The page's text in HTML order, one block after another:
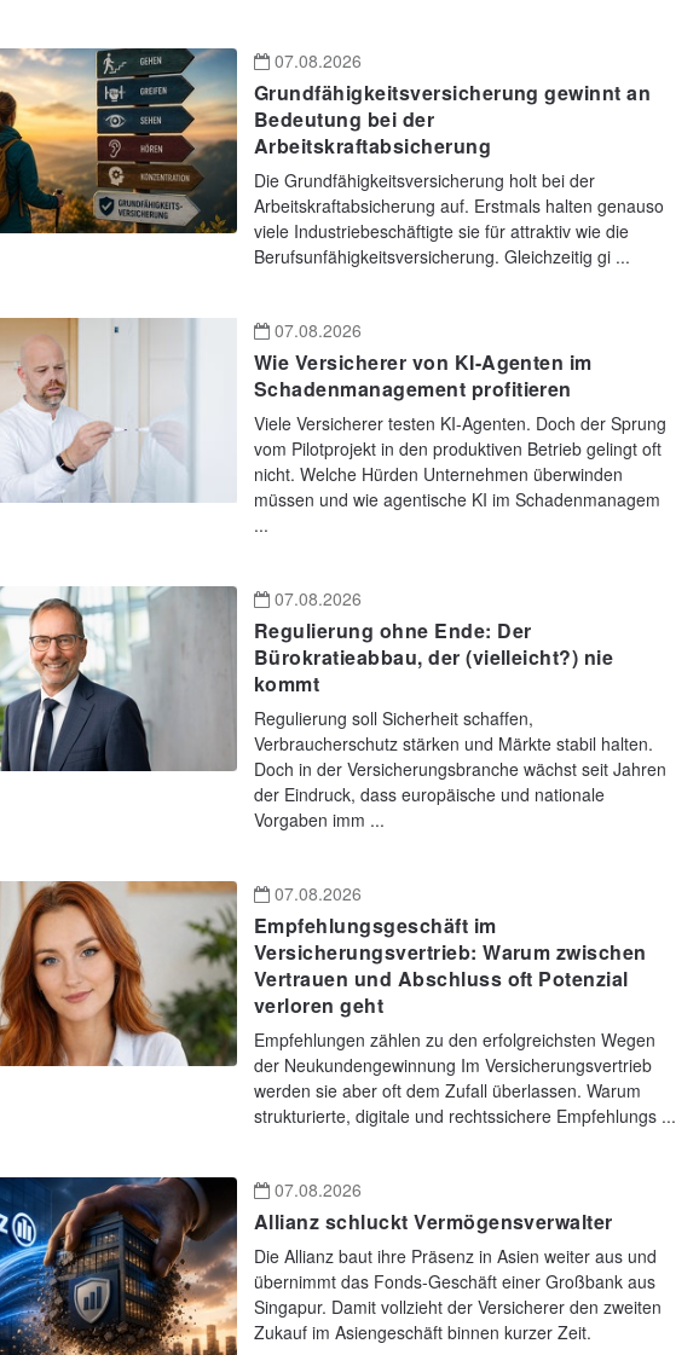
07.08.2026
Grundfähigkeitsversicherung gewinnt an
Bedeutung bei der
Arbeitskraftabsicherung
Die Grundfähigkeitsversicherung holt bei der
Arbeitskraftabsicherung auf. Erstmals halten genauso
viele Industriebeschäftigte sie für attraktiv wie die
Berufsunfähigkeitsversicherung. Gleichzeitig gi ...
07.08.2026
Wie Versicherer von KI-Agenten im
Schadenmanagement profitieren
Viele Versicherer testen KI-Agenten. Doch der Sprung
vom Pilotprojekt in den produktiven Betrieb gelingt oft
nicht. Welche Hürden Unternehmen überwinden
müssen und wie agentische KI im Schadenmanagem
...
07.08.2026
Regulierung ohne Ende: Der
Bürokratieabbau, der (vielleicht?) nie
kommt
Regulierung soll Sicherheit schaffen,
Verbraucherschutz stärken und Märkte stabil halten.
Doch in der Versicherungsbranche wächst seit Jahren
der Eindruck, dass europäische und nationale
Vorgaben imm ...
07.08.2026
Empfehlungsgeschäft im
Versicherungsvertrieb: Warum zwischen
Vertrauen und Abschluss oft Potenzial
verloren geht
Empfehlungen zählen zu den erfolgreichsten Wegen
der Neukundengewinnung Im Versicherungsvertrieb
werden sie aber oft dem Zufall überlassen. Warum
strukturierte, digitale und rechtssichere Empfehlungs ...
07.08.2026
Allianz schluckt Vermögensverwalter
Die Allianz baut ihre Präsenz in Asien weiter aus und
übernimmt das Fonds-Geschäft einer Großbank aus
Singapur. Damit vollzieht der Versicherer den zweiten
Zukauf im Asiengeschäft binnen kurzer Zeit.